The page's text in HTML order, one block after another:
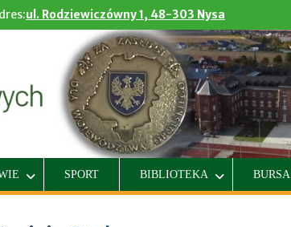
ul. Rodziewiczówny 1, 48-303 Nysa
SPORT BIBLIOTEKA BURSA